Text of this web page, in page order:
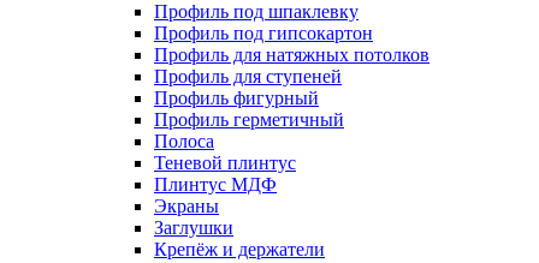
Профиль под шпаклевку
Профиль под гипсокартон
Профиль для натяжных потолков
Профиль для ступеней
Профиль фигурный
Профиль герметичный
Полоса
Теневой плинтус
Плинтус МДФ
Экраны
Заглушки
Крепёж и держатели